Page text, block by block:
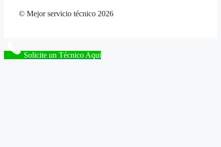
© Mejor servicio técnico 2026
Solicite un Técnico Aqui